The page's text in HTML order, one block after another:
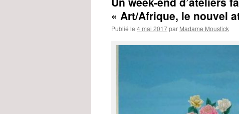
« Art/Afrique, le nouvel
Publié le 4 mai 2017par Madame Moustick